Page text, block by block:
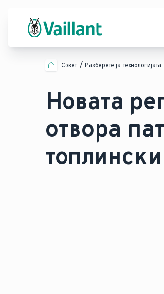
Совет Разберете ја технологијата
Новата
отвора